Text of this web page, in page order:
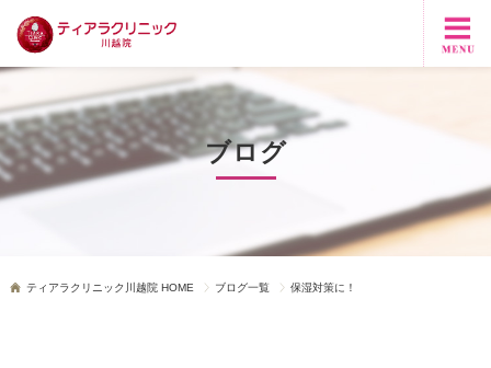
ブログ
ティアラクリニック川越院 HOME ブログ一覧 保湿対策に！